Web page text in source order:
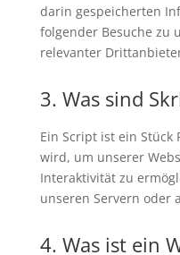
darin gespeicherten
folgender Besuche zu
relevanter
3. Was sind
Ein Script ist ein Stück
wird, um unserer
Interaktivität zu
unseren Servern oder
4. Was ist ein